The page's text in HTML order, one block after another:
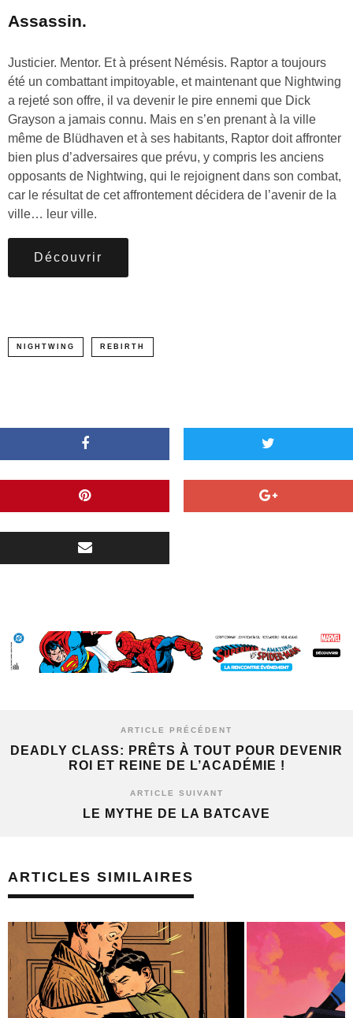
Assassin.
Justicier. Mentor. Et à présent Némésis. Raptor a toujours
été un combattant impitoyable, et maintenant que Nightwing
a rejeté son offre, il va devenir le pire ennemi que Dick
Grayson a jamais connu. Mais en s’en prenant à la ville
même de Blüdhaven et à ses habitants, Raptor doit affronter
bien plus d’adversaires que prévu, y compris les anciens
opposants de Nightwing, qui le rejoignent dans son combat,
car le résultat de cet affrontement décidera de l’avenir de la
ville… leur ville.
Découvrir
NIGHTWING REBIRTH
ARTICLE PRÉCÉDENT
DEADLY CLASS: PRÊTS À TOUT POUR DEVENIR
ROI ET REINE DE L’ACADÉMIE !
ARTICLE SUIVANT
LE MYTHE DE LA BATCAVE
ARTICLES SIMILAIRES